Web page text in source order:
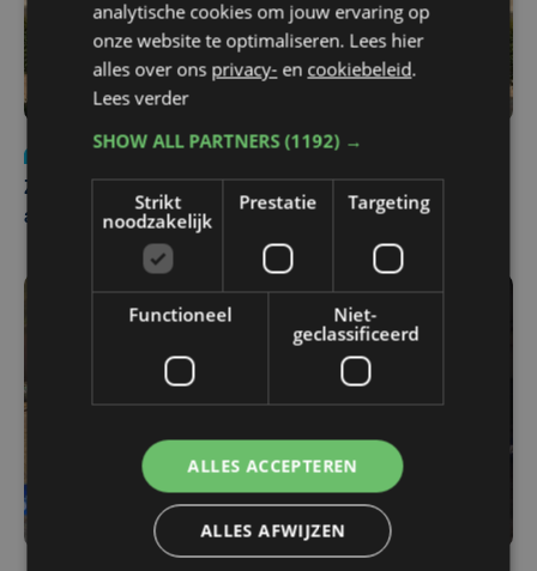
za 1 augustus | 17:21
Zwaar ongeval op E403 in Izegem: drie rijstroken
afgesloten
analytische cookies om jouw ervaring op
onze website te optimaliseren. Lees hier
alles over ons privacy- en cookiebeleid.
Lees verder
SHOW ALL PARTNERS(1192) →
Strikt
noodzakelijk
Prestatie Targeting
Functioneel
Niet-
geclassificeerd
ALLES ACCEPTEREN
ALLES AFWIJZEN